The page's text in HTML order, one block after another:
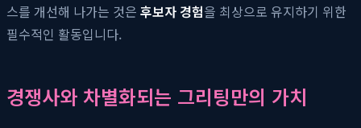
스를 개선해 나가는 것은 후보자 경험을 최상으로 유지하기 위한
필수적인 활동입니다.
경쟁사와 차별화되는 그리팅만의 가치